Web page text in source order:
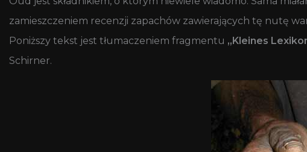
zamieszczeniem recenzji zapachów zawierających tę nutę
Poniższy tekst jest tłumaczeniem fragmentu „Kleines
Schirner.